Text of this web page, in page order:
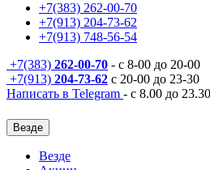
+7(383) 262-00-70
+7(913) 204-73-62
+7(913) 748-56-54
+7(383) 262-00-70 - с 8-00 до 20-00
+7(913) 204-73-62 с 20-00 до 23-30
Написать в Telegram - с 8.00 до 23.30
Везде
Везде